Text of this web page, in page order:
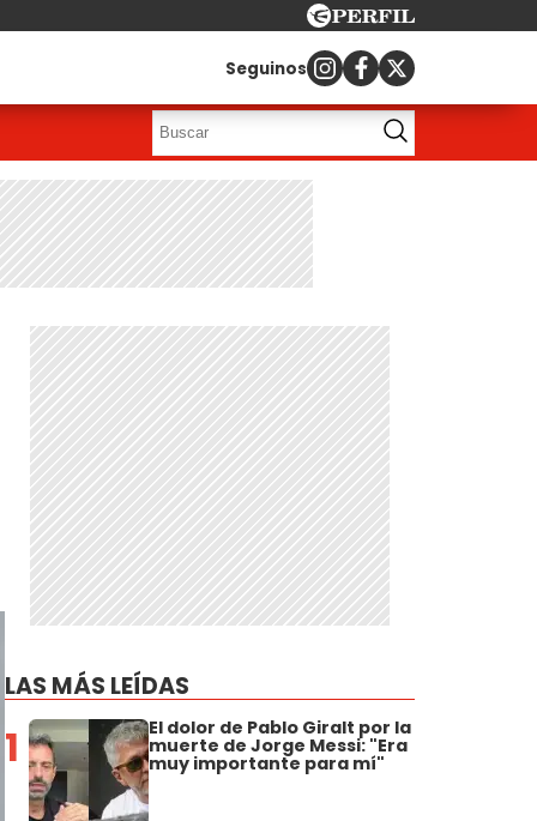
Seguinos
LAS MÁS LEÍDAS
1 El dolor de Pablo Giralt por la
muerte de Jorge Messi: "Era
muy importante para mí"